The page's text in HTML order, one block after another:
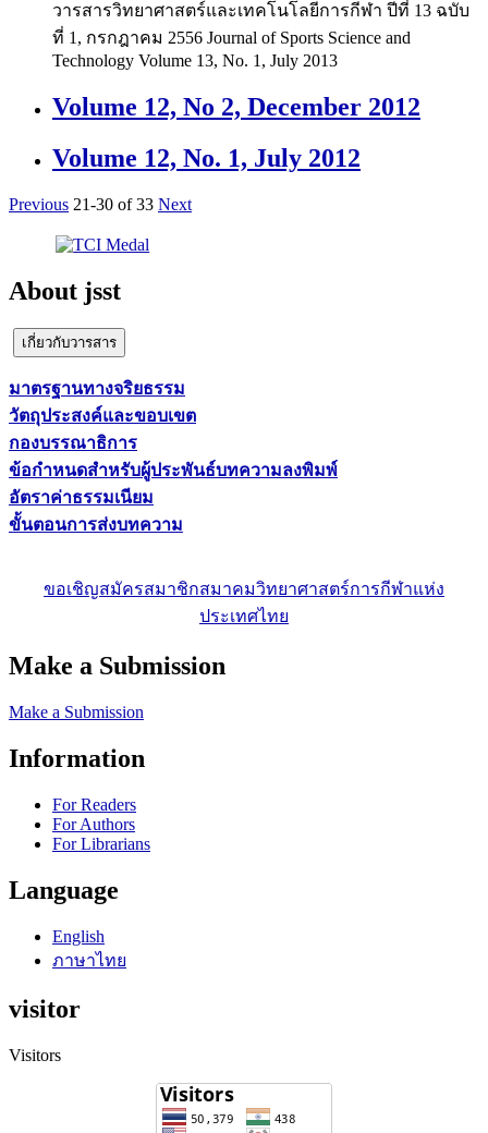
วารสารวิทยาศาสตร์และเทคโนโลยีการกีฬา ปีที่ 13 ฉบับ
ที่ 1, กรกฎาคม 2556 Journal of Sports Science and
Technology Volume 13, No. 1, July 2013
Volume 12, No 2, December 2012
Volume 12, No. 1, July 2012
Previous 21-30 of 33 Next
About jsst
เกี่ยวกับวารสาร
มาตรฐานทางจริยธรรม
วัตถุประสงค์และขอบเขต
กองบรรณาธิการ
ข้อกำหนดสำหรับผู้ประพันธ์บทความลงพิมพ์
อัตราค่าธรรมเนียม
ขั้นตอนการส่งบทความ
ขอเชิญสมัครสมาชิกสมาคมวิทยาศาสตร์การกีฬาแห่ง
ประเทศไทย
Make a Submission
Make a Submission
Information
For Readers
For Authors
For Librarians
Language
English
ภาษาไทย
visitor
Visitors